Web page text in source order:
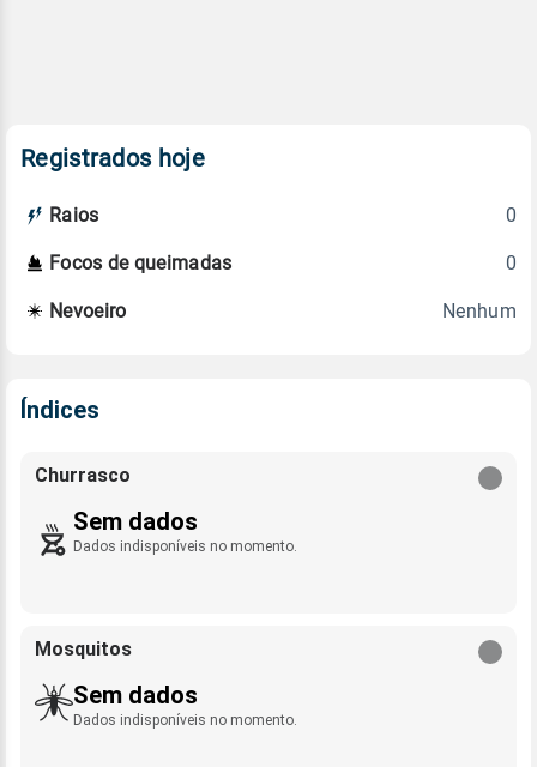
Registrados hoje
Raios 0
Focos de queimadas 0
Nevoeiro Nenhum
Índices
Churrasco
Sem dados
Dados indisponíveis no momento.
Mosquitos
Sem dados
Dados indisponíveis no momento.